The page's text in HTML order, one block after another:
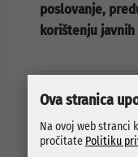
poslovanje,
korištenju
O
Osnovni
Ova stranica
Na ovoj web stranci
pročitate Politiku